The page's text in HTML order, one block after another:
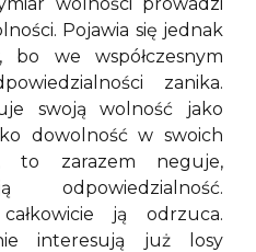
Pojawia się jednak
we współczesnym
zanika.
swoją wolność jako
dowolność w swoich
to zarazem neguje,
odpowiedzialność.
ją odrzuca.
interesują już losy